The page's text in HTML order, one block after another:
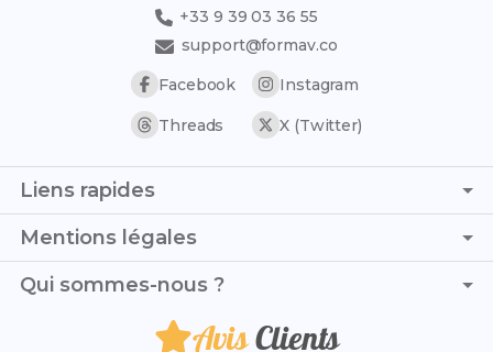
+33 9 39 03 36 55
support@formav.co
Facebook
Instagram
Threads X (Twitter)
Liens rapides
Page d'accueil
Simulateur de notes
Trouver son stage
Trouver son alternance
Mentions légales
C.G.V. - C.G.U.
Politique de remboursement
Qui sommes-nous ?
Je suis Alice et, avec Romain, nous te formons au CAP
AvisClients